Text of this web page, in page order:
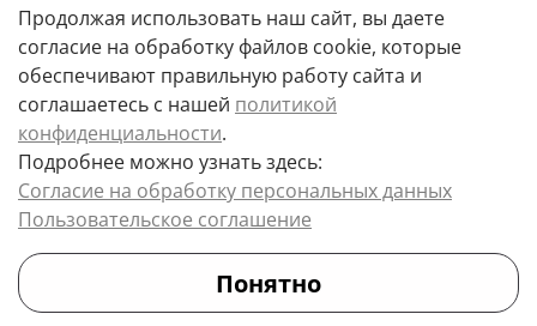
Пользовательское соглашение
Цены товаров и их количество, а так же комплектация и цвета носят
информационный характер.
Точную стоимость и наличие товара, уточняйте у менеджера.
Продолжая использовать наш сайт, вы даете
согласие на обработку файлов cookie, которые
обеспечивают правильную работу сайта и
соглашаетесь с нашей политикой
конфиденциальности.
Подробнее можно узнать здесь:
Согласие на обработку персональных данных
Пользовательское соглашение
Понятно